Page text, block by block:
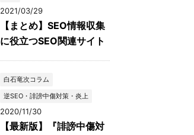
2021/03/29
【まとめ】SEO情報収集
に役立つSEO関連サイト
白石竜次コラム
逆SEO・誹謗中傷対策・炎上
2020/11/30
【最新版】『誹謗中傷対